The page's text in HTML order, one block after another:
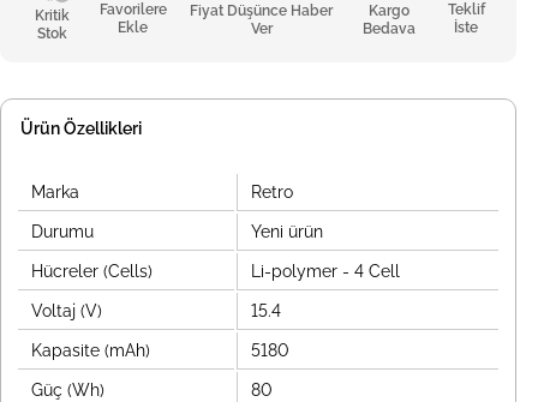
Kritik
Stok
Favorilere
Ekle
Fiyat Düşünce Haber
Ver
Kargo
Bedava
Teklif
İste
Ürün Özellikleri
Marka Retro
Durumu Yeni ürün
Hücreler (Cells) Li-polymer - 4 Cell
Voltaj (V) 15.4
Kapasite (mAh) 5180
Güç (Wh) 80